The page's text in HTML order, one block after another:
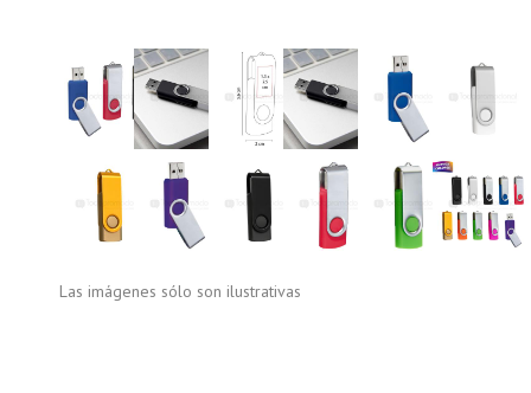
Las imágenes sólo son ilustrativas